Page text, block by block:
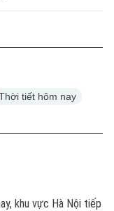
tiết hôm nay
khu vực Hà Nội tiếp